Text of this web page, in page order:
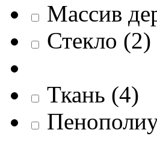
Массив
Стекло (2)
Ткань (4)